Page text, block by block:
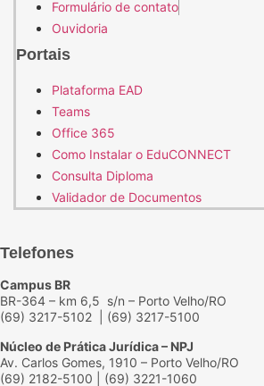
Formulário de contato
Ouvidoria
Portais
Plataforma EAD
Teams
Office 365
Como Instalar o EduCONNECT
Consulta Diploma
Validador de Documentos
Telefones
Campus BR
BR-364 – km 6,5 s/n – Porto Velho/RO
(69) 3217-5102 | (69) 3217-5100
Núcleo de Prática Jurídica – NPJ
Av. Carlos Gomes, 1910 – Porto Velho/RO
(69) 2182-5100 | (69) 3221-1060